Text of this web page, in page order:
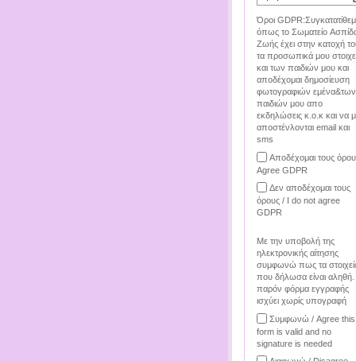
Όροι
όπως το Σωματείο
Ζωής έχει στην κατοχή
τα προσωπικά μου
και των παιδιών μου και
αποδέχομαι δημοσίευση
φωτογραφιών εμένα&των
παιδιών μου απο
εκδηλώσεις κ.ο.κ και να
αποστένλονται email και
sms
Αποδέχομαι τους
Agree GDPR
Δεν αποδέχομαι τους
όρους / I do not agree
GDPR
Με την υποβολή της
ηλεκτρονικής αίτησης
συμφωνώ πως τα
που δήλωσα είναι
παρόν φόρμα εγγραφής
ισχύει χωρίς υπογραφή
Συμφωνώ / Agree this
form is valid and no
signature is needed